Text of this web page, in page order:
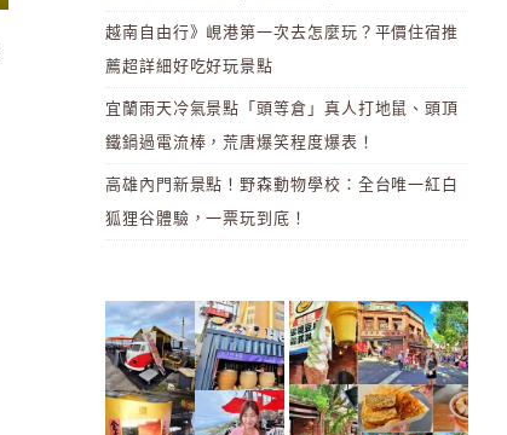
越南自由行》峴港第一次去怎麼玩？平價住宿推
薦超詳細好吃好玩景點
宜蘭雨天冷氣景點「頭等倉」真人打地鼠、頭頂
鐵鍋過電流棒，荒唐爆笑程度爆表！
高雄內門新景點！野森動物學校：全台唯一紅白
狐狸谷體驗，一票玩到底！